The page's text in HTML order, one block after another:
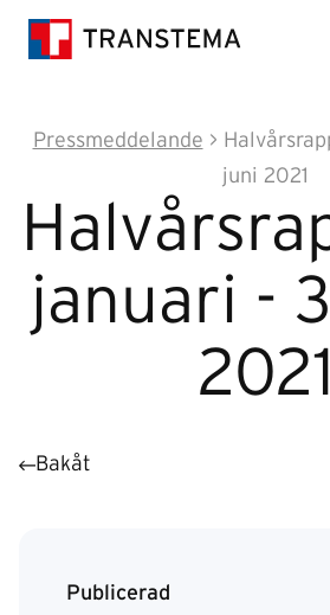
Pressmeddelande >
juni 2021
januari -
2021
Bakåt
Publicerad